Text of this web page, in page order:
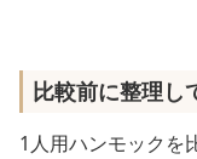
比較前に整理し
1人用ハンモックを